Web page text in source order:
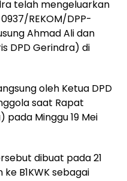
telah mengeluarkan
REKOM/DPP-
Ahmad Ali dan
DPD Gerindra) di
oleh Ketua DPD
saat Rapat
pada Minggu 19 Mei
dibuat pada 21
B1KWK sebagai